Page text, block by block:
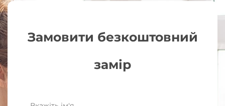
Замовити безкоштовний
замір